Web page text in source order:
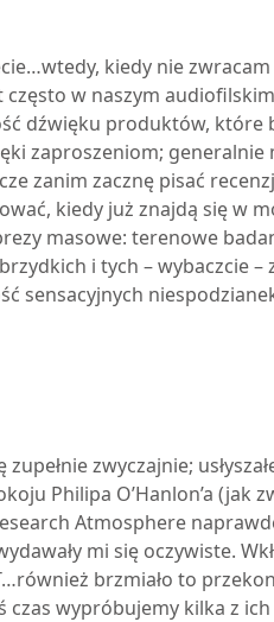
kiedy nie
w naszym
dźwięku produktów, które
zaproszeniom; generalnie
zanim zacznę pisać
kiedy już znajdą się w
masowe: terenowe
i tych – wybaczcie –
sensacyjnych
zwyczajnie;
Philipa O’Hanlon’a (jak
Atmosphere
mi się oczywiste.
brzmiało to
czas wypróbujemy kilka z ich